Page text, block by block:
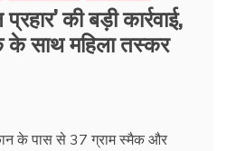
की बड़ी कार्रवाई,
के साथ महिला तस्कर
के पास से 37 ग्राम स्मैक और